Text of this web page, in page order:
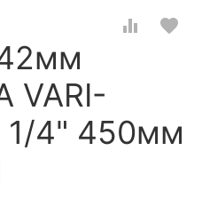
VARI-
1/4" 450мм